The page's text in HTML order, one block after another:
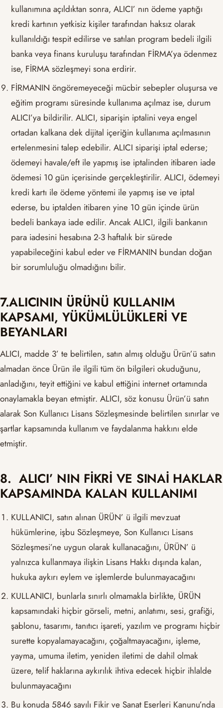
kullanımına açıldıktan sonra, ALICI’ nın ödeme yaptığı
kredi kartının yetkisiz kişiler tarafından haksız olarak
kullanıldığı tespit edilirse ve satılan program bedeli ilgili
banka veya finans kuruluşu tarafından FİRMA’ya ödenmez
ise, FİRMA sözleşmeyi sona erdirir.
FİRMANIN öngöremeyeceği mücbir sebepler oluşursa ve
eğitim programı süresinde kullanıma açılmaz ise, durum
ALICI’ya bildirilir. ALICI, siparişin iptalini veya engel
ortadan kalkana dek dijital içeriğin kullanıma açılmasının
ertelenmesini talep edebilir. ALICI siparişi iptal ederse;
ödemeyi havale/eft ile yapmış ise iptalinden itibaren iade
ödemesi 10 gün içerisinde gerçekleştirilir. ALICI, ödemeyi
kredi kartı ile ödeme yöntemi ile yapmış ise ve iptal
ederse, bu iptalden itibaren yine 10 gün içinde ürün
bedeli bankaya iade edilir. Ancak ALICI, ilgili bankanın
para iadesini hesabına 2-3 haftalık bir sürede
yapabileceğini kabul eder ve FİRMANIN bundan doğan
bir sorumluluğu olmadığını bilir.
7.ALICININ ÜRÜNÜ KULLANIM
KAPSAMI, YÜKÜMLÜLÜKLERİ VE
BEYANLARI
ALICI, madde 3’ te belirtilen, satın almış olduğu Ürün’ü satın
almadan önce Ürün ile ilgili tüm ön bilgileri okuduğunu,
anladığını, teyit ettiğini ve kabul ettiğini internet ortamında
onaylamakla beyan etmiştir. ALICI, söz konusu Ürün’ü satın
alarak Son Kullanıcı Lisans Sözleşmesinde belirtilen sınırlar ve
şartlar kapsamında kullanım ve faydalanma hakkını elde
etmiştir.
8. ALICI’ NIN FİKRİ VE SINAİ HAKLAR
KAPSAMINDA KALAN KULLANIMI
KULLANICI, satın alınan ÜRÜN’ ü ilgili mevzuat
hükümlerine, işbu Sözleşmeye, Son Kullanıcı Lisans
Sözleşmesi’ne uygun olarak kullanacağını, ÜRÜN’ ü
yalnızca kullanmaya ilişkin Lisans Hakkı dışında kalan,
hukuka aykırı eylem ve işlemlerde bulunmayacağını
KULLANICI, bunlarla sınırlı olmamakla birlikte, ÜRÜN
kapsamındaki hiçbir görseli, metni, anlatımı, sesi, grafiği,
şablonu, tasarımı, tanıtıcı işareti, yazılım ve programı hiçbir
surette kopyalamayacağını, çoğaltmayacağını, işleme,
yayma, umuma iletim, yeniden iletimi de dahil olmak
üzere, telif haklarına aykırılık ihtiva edecek hiçbir ihlalde
bulunmayacağını
Bu konuda 5846 sayılı Fikir ve Sanat Eserleri Kanunu’nda